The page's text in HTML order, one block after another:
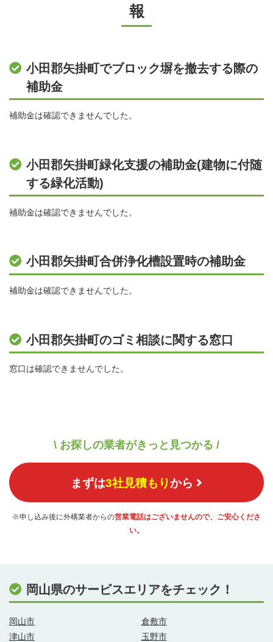
報
小田郡矢掛町でブロック塀を撤去する際の
補助金
補助金は確認できませんでした。
小田郡矢掛町緑化支援の補助金(建物に付随
する緑化活動)
補助金は確認できませんでした。
小田郡矢掛町合併浄化槽設置時の補助金
補助金は確認できませんでした。
小田郡矢掛町のゴミ相談に関する窓口
窓口は確認できませんでした。
\ お探しの業者がきっと見つかる /
まずは3社見積もりから
※申し込み後に外構業者からの営業電話はございませんので、ご安心くださ
い。
岡山県のサービスエリアをチェック！
岡山市
倉敷市
津山市
玉野市